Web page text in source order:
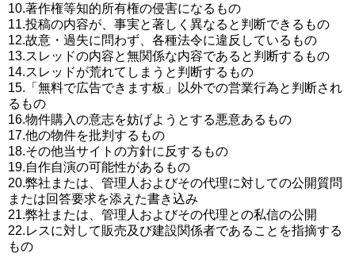
10.著作権等知的所有権の侵害になるもの
11.投稿の内容が、事実と著しく異なると判断できるもの
12.故意・過失に問わず、各種法令に違反しているもの
13.スレッドの内容と無関係な内容であると判断するもの
14.スレッドが荒れてしまうと判断するもの
15.「無料で広告できます板」以外での営業行為と判断され
るもの
16.物件購入の意志を妨げようとする悪意あるもの
17.他の物件を批判するもの
18.その他当サイトの方針に反するもの
19.自作自演の可能性があるもの
20.弊社または、管理人およびその代理に対しての公開質問
または回答要求を添えた書き込み
21.弊社または、管理人およびその代理との私信の公開
22.レスに対して販売及び建設関係者であることを指摘する
もの